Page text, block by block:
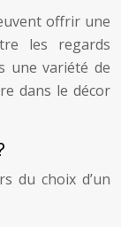
offrir une
les regards
une variété de
dans le décor
du choix d’un